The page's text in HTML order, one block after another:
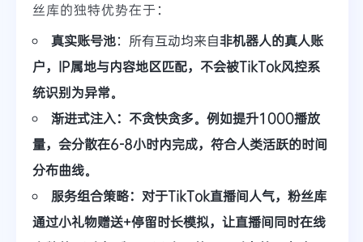
丝库的独特优势在于：
真实账号池：所有互动均来自非机器人的真人账
户，IP属地与内容地区匹配，不会被TikTok风控系
统识别为异常。
渐进式注入：不贪快贪多。例如提升1000播放
量，会分散在6-8小时内完成， 符合人类活跃的时间
分布曲线。
服务组合策略：对于TikTok直播间人气，粉丝库
通过小礼物赠送+停留时长模拟，让直播间同时在线